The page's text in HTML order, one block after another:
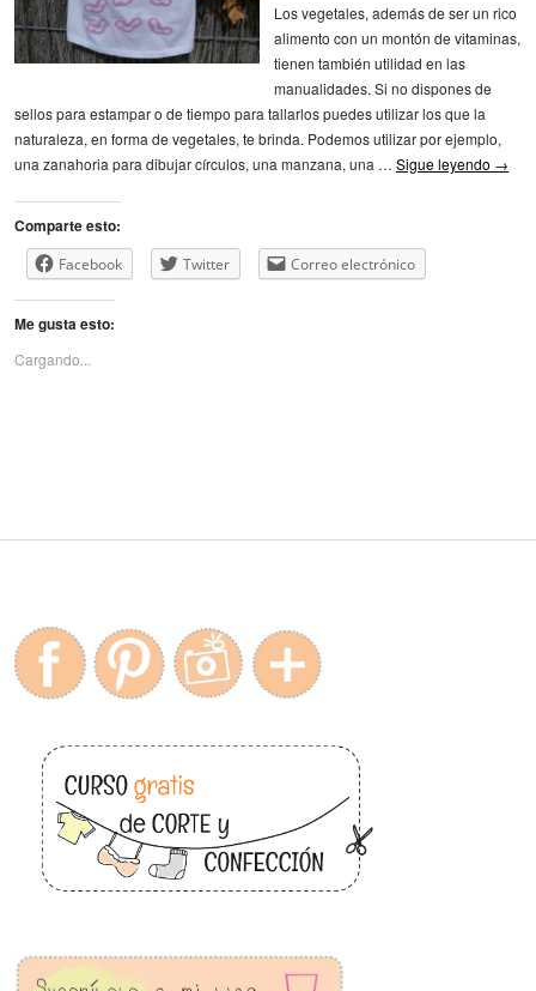
Los vegetales, además de ser un rico
alimento con un montón de vitaminas,
tienen también utilidad en las
manualidades. Si no dispones de
sellos para estampar o de tiempo para tallarlos puedes utilizar los que la
naturaleza, en forma de vegetales, te brinda. Podemos utilizar por ejemplo,
una zanahoria para dibujar círculos, una manzana, una … Sigue leyendo →
Comparte esto:
Facebook Twitter Correo electrónico
Me gusta esto:
Cargando...